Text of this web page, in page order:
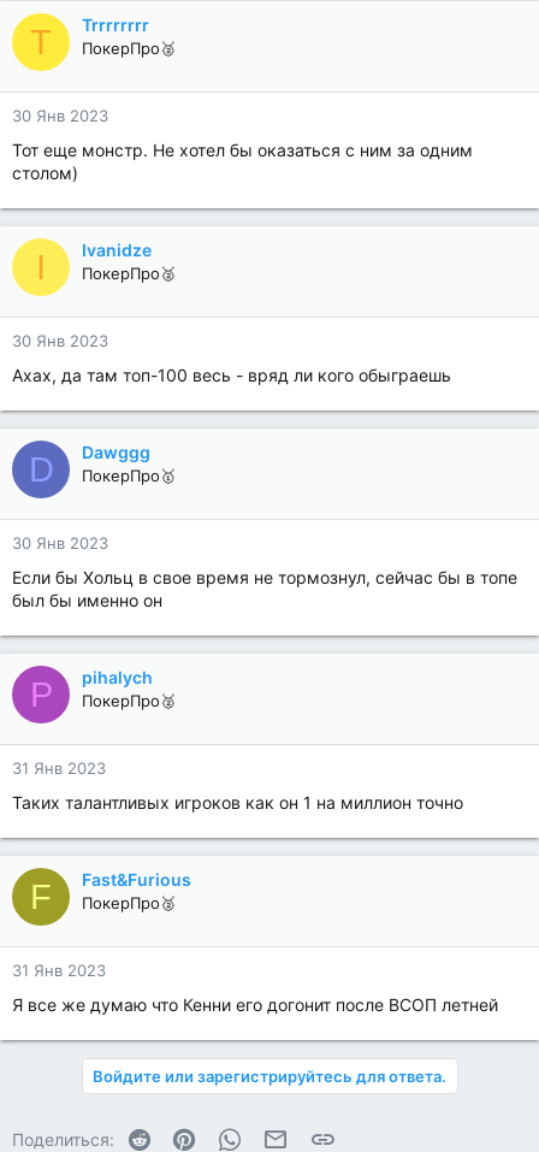
T Trrrrrrrr
ПокерПро🥈
30 Янв 2023
Тот еще монстр. Не хотел бы оказаться с ним за одним
столом)
I Ivanidze
ПокерПро🥈
30 Янв 2023
Ахах, да там топ-100 весь - вряд ли кого обыграешь
D Dawggg
ПокерПро🥇
30 Янв 2023
Если бы Хольц в свое время не тормознул, сейчас бы в топе
был бы именно он
P pihalych
ПокерПро🥈
31 Янв 2023
Таких талантливых игроков как он 1 на миллион точно
F Fast&Furious
ПокерПро🥈
31 Янв 2023
Я все же думаю что Кенни его догонит после ВСОП летней
Войдите или зарегистрируйтесь для ответа.
Поделиться: Reddit PinterestWhatsAppЭлектронная почта
Ссылка